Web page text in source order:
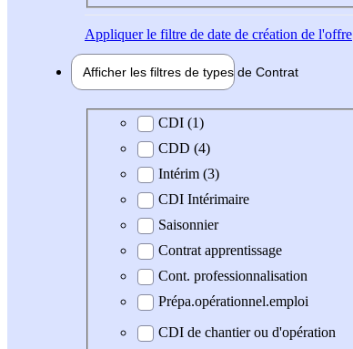
Appliquerle filtre de date de création de l'offre
Afficher les filtres de types de Contrat
Type de contrat
CDI (1)
CDD (4)
Intérim (3)
CDI Intérimaire
Saisonnier
Contrat apprentissage
Cont. professionnalisation
Prépa.opérationnel.emploi
CDI de chantier ou d'opération